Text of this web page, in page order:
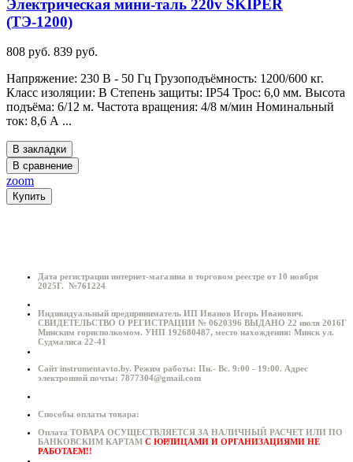
Электрическая мини-таль 220v SKIPER
(ТЭ-1200)
808 руб. 839 руб.
Напряжение: 230 В - 50 Гц Грузоподъёмность: 1200/600 кг.
Класс изоляции: B Степень защиты: IP54 Трос: 6,0 мм. Высота
подъёма: 6/12 м. Частота вращения: 4/8 м/мин Номинальный
ток: 8,6 А ...
В закладки
В сравнение
zoom
Купить
Дата регистрации интернет-магазина в торговом реестре от 10 ноября
2025Г. №761224
Индивидуальный предприниматель ИП Иванов Игорь Иванович.
СВИДЕТЕЛЬСТВО О РЕГИСТРАЦИИ № 0620396 ВЫДАНО 22 июля 2016Г
Минским горисполкомом. УНП 192680487, место нахождения: Минск ул.
Судмалиса 22-41
Сайт instrumentavto.by. Режим работы: Пн.- Вс. 9:00 - 19:00. Адрес
электронной почты: 7877304@gmail.com
Способы оплаты товара:
Оплата ТОВАРА ОСУЩЕСТВЛЯЕТСЯ ЗА НАЛИЧНЫЙ РАСЧЕТ ИЛИ ПО
БАНКОВСКИМ КАРТАМ С ЮРЛИЦАМИ И ОРГАНИЗАЦИЯМИ НЕ
РАБОТАЕМ!!